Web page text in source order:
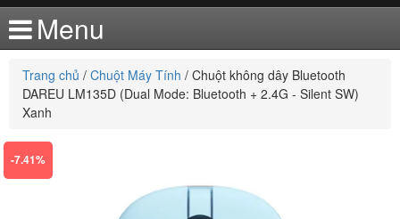
Menu
Trang chủ / Chuột Máy Tính / Chuột không dây Bluetooth
DAREU LM135D (Dual Mode: Bluetooth + 2.4G - Silent SW)
Xanh
-7.41%